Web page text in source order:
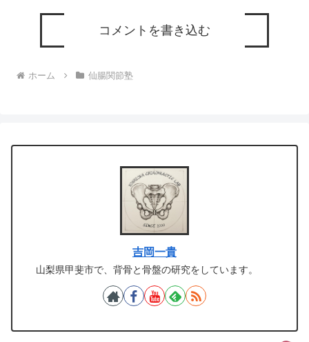
コメントを書き込む
ホーム 仙腸関節塾
吉岡一貴
山梨県甲斐市で、背骨と骨盤の研究をしています。